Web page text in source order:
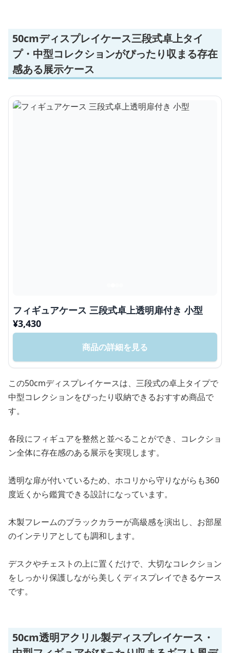
50cmディスプレイケース三段式卓上タイ
プ・中型コレクションがぴったり収まる存在
感ある展示ケース
フィギュアケース 三段式卓上透明扉付き 小型
¥3,430
商品の詳細を見る
この50cmディスプレイケースは、三段式の卓上タイプで
中型コレクションをぴったり収納できるおすすめ商品で
す。
各段にフィギュアを整然と並べることができ、コレクショ
ン全体に存在感のある展示を実現します。
透明な扉が付いているため、ホコリから守りながらも360
度近くから鑑賞できる設計になっています。
木製フレームのブラックカラーが高級感を演出し、お部屋
のインテリアとしても調和します。
デスクやチェストの上に置くだけで、大切なコレクション
をしっかり保護しながら美しくディスプレイできるケース
です。
50cm透明アクリル製ディスプレイケース・